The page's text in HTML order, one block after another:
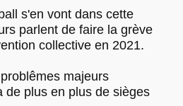
s'en vont dans cette
parlent de faire la grève
collective en 2021.
majeurs
de plus en plus de sièges